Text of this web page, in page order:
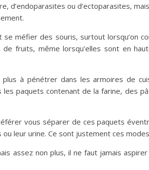
d’endoparasites ou d’ectoparasites,
se méfier des souris, surtout lorsqu’on
fruits, même lorsqu’elles sont en
plus à pénétrer dans les armoires de
paquets contenant de la farine, des
vous séparer de ces paquets
leur urine. Ce sont justement ces
assez non plus, il ne faut jamais